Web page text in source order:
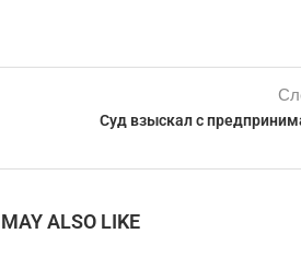
Суд взыскал с
ALSO LIKE